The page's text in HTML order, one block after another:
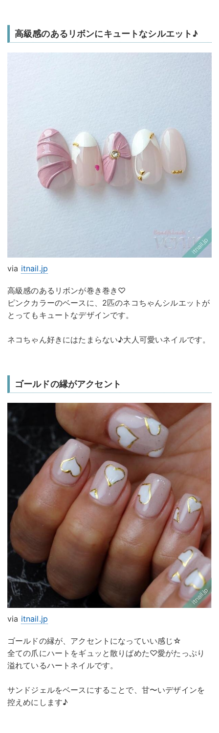
高級感のあるリボンにキュートなシルエット♪
via itnail.jp
高級感のあるリボンが巻き巻き♡
ピンクカラーのベースに、2匹のネコちゃんシルエットが
とってもキュートなデザインです。
ネコちゃん好きにはたまらない♪大人可愛いネイルです。
ゴールドの縁がアクセント
via itnail.jp
ゴールドの縁が、アクセントになっていい感じ☆
全ての爪にハートをギュッと散りばめた♡愛がたっぷり
溢れているハートネイルです。
サンドジェルをベースにすることで、甘〜いデザインを
控えめにします♪